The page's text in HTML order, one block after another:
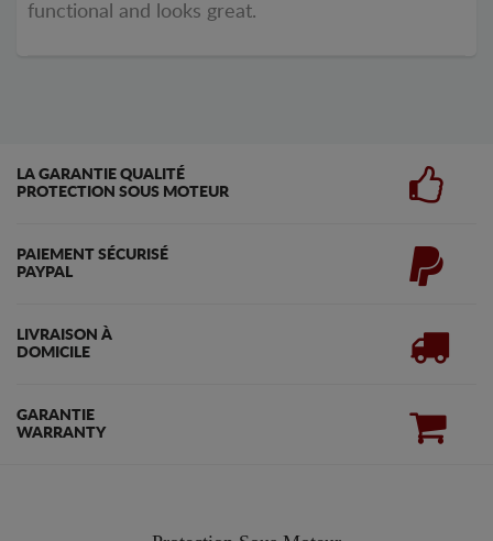
functional and looks great.
LA GARANTIE QUALITÉ
PROTECTION SOUS MOTEUR
PAIEMENT SÉCURISÉ
PAYPAL
LIVRAISON À
DOMICILE
GARANTIE
WARRANTY